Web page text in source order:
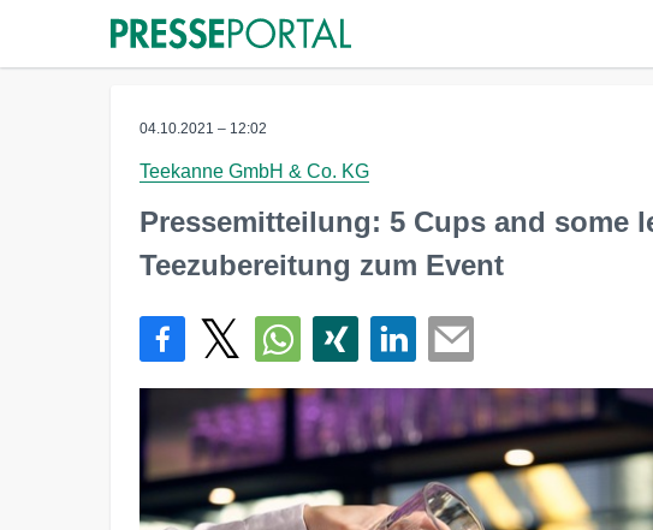
04.10.2021 – 12:02
Teekanne GmbH & Co. KG
Pressemitteilung: 5 Cups and some
Teezubereitung zum Event